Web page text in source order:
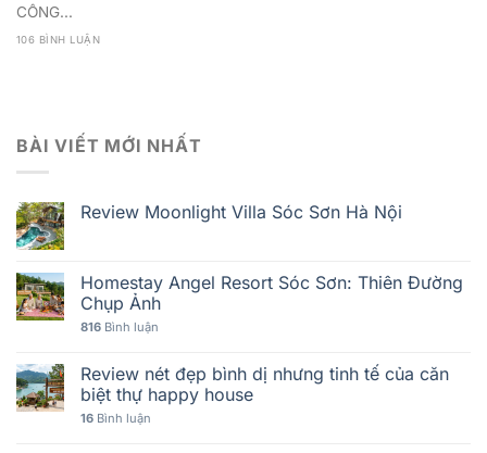
CÔNG...
106 BÌNH LUẬN
BÀI VIẾT MỚI NHẤT
Review Moonlight Villa Sóc Sơn Hà Nội
Homestay Angel Resort Sóc Sơn: Thiên Đường
Chụp Ảnh
816 Bình luận
Review nét đẹp bình dị nhưng tinh tế của căn
biệt thự happy house
16 Bình luận